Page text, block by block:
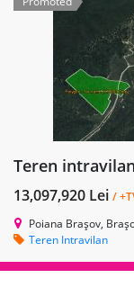
Teren
13,097,920 Lei /
Poiana Brașov,
Teren Intravilan